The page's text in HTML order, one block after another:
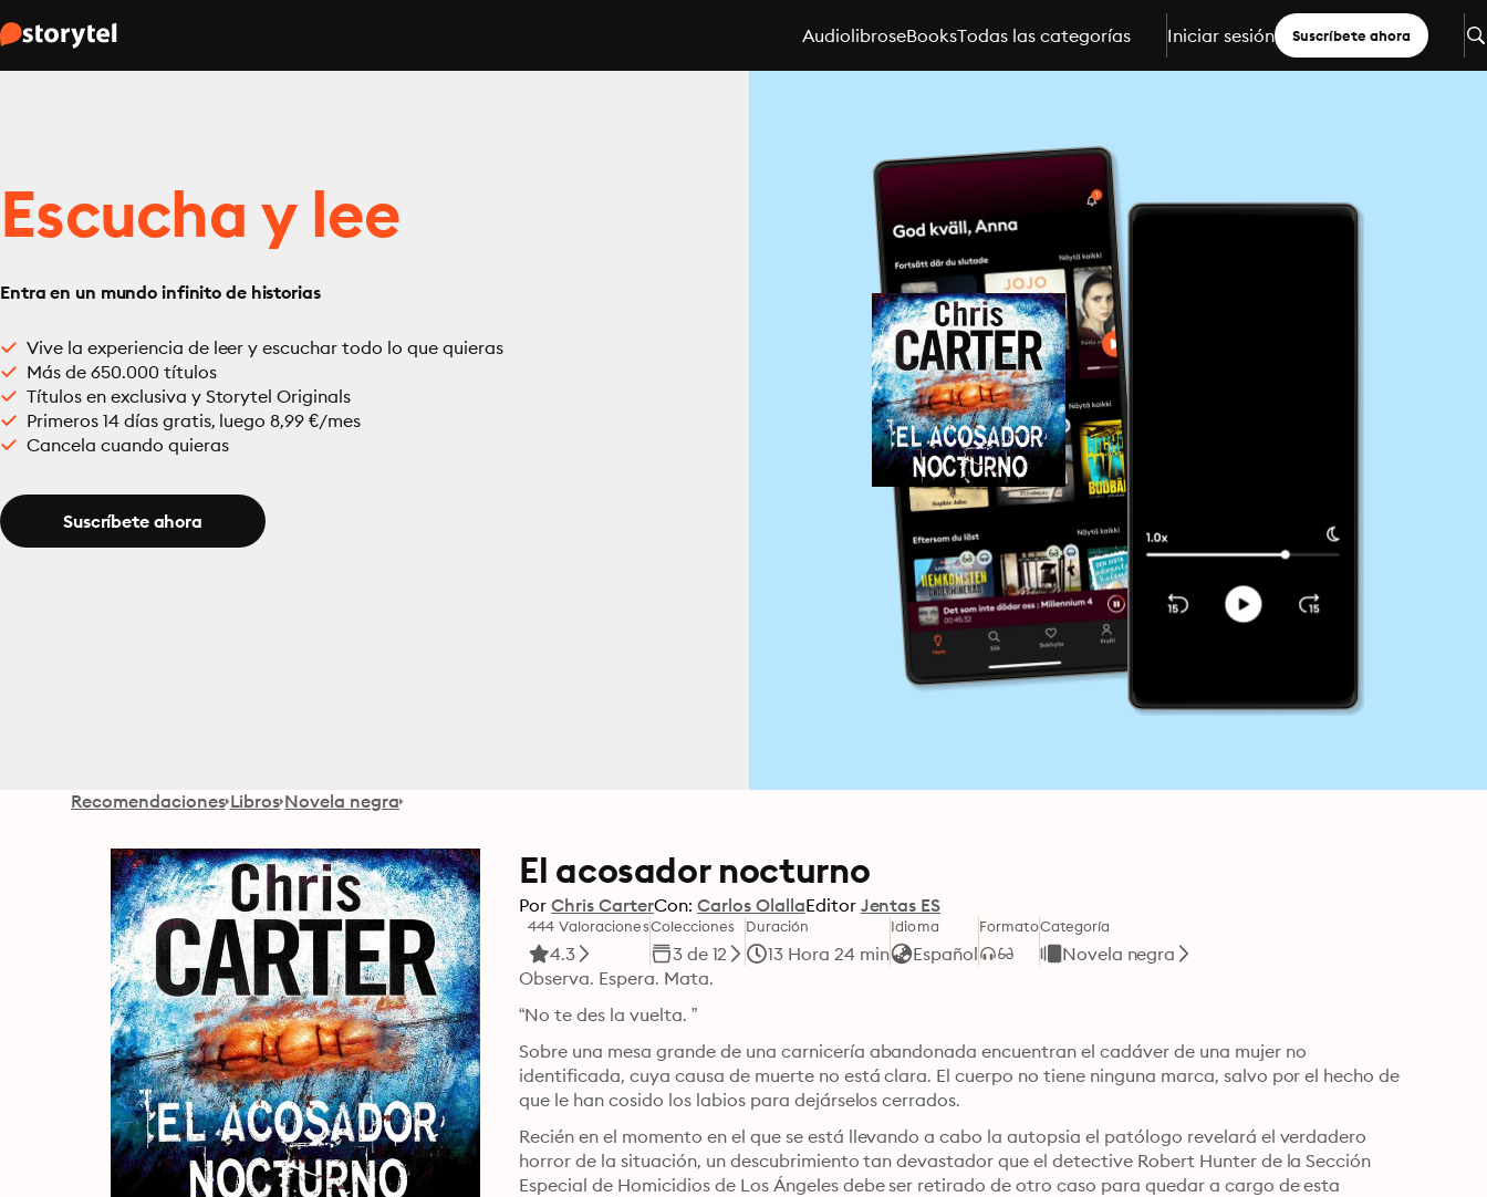
AudiolibroseBooksTodas las categorías Iniciar sesión Suscríbete ahora
Escucha y lee
Entra en un mundo infinito de historias
Vive la experiencia de leer y escuchar todo lo que quieras
Más de 650.000 títulos
Títulos en exclusiva y Storytel Originals
Primeros 14 días gratis, luego 8,99 €/mes
Cancela cuando quieras
Suscríbete ahora
Recomendaciones Libros Novela negra
El acosador nocturno
Por Chris CarterCon: Carlos OlallaEditor Jentas ES
444 Valoraciones
4.3
Colecciones
3 de 12
Duración
13 Hora 24 min
Idioma
Español
FormatoCategoría
Novela negra
Observa. Espera. Mata.
“No te des la vuelta. ”
Sobre una mesa grande de una carnicería abandonada encuentran el cadáver de una mujer no
identificada, cuya causa de muerte no está clara. El cuerpo no tiene ninguna marca, salvo por el hecho de
que le han cosido los labios para dejárselos cerrados.
Recién en el momento en el que se está llevando a cabo la autopsia el patólogo revelará el verdadero
horror de la situación, un descubrimiento tan devastador que el detective Robert Hunter de la Sección
Especial de Homicidios de Los Ángeles debe ser retirado de otro caso para quedar a cargo de esta